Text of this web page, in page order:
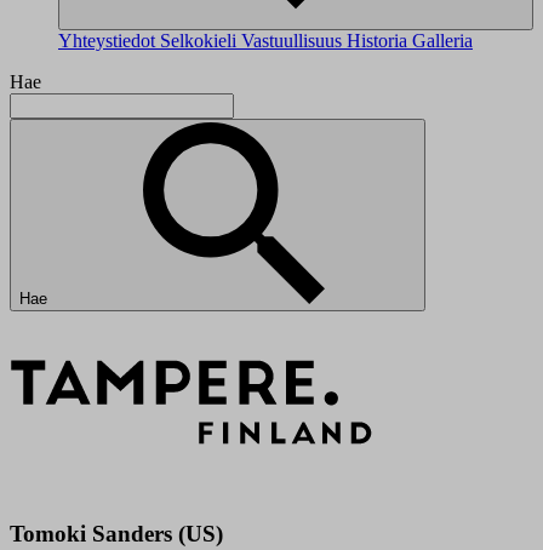
Yhteystiedot Selkokieli Vastuullisuus Historia Galleria
Hae
Hae
Tomoki Sanders (US)